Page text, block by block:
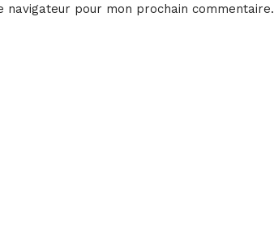
pour mon prochain commentaire.